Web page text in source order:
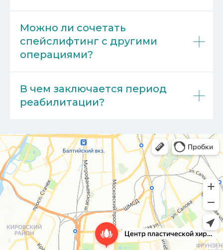
Можно ли сочетать
спейслифтинг с другими
операциями?
В чем заключается период
реабилитации?